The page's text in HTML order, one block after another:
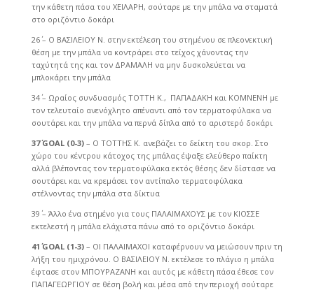
την κάθετη πάσα του ΧΕΙΛΑΡΗ, σούταρε με την μπάλα να σταματά
στο οριζόντιο δοκάρι
26΄ – Ο ΒΑΣΙΛΕΙΟΥ Ν. στην εκτέλεση του στημένου σε πλεονεκτική
θέση με την μπάλα να κοντράρει στο τείχος χάνοντας την
ταχύτητά της και τον ΔΡΑΜΑΛΗ να μην δυσκολεύεται να
μπλοκάρει την μπάλα
34΄ – Ωραίος συνδυασμός ΤΟΤΤΗ Κ., ΠΑΠΑΔΑΚΗ και ΚΟΜΝΕΝΗ με
τον τελευταίο ανενόχλητο απέναντι από τον τερματοφύλακα να
σουτάρει και την μπάλα να περνά δίπλα από το αριστερό δοκάρι
37΄GOAL (0-3)– Ο ΤΟΤΤΗΣ Κ. ανεβάζει το δείκτη του σκορ. Στο
χώρο του κέντρου κάτοχος της μπάλας έψαξε ελεύθερο παίκτη
αλλά βλέποντας τον τερματοφύλακα εκτός θέσης δεν δίστασε να
σουτάρει και να κρεμάσει τον αντίπαλο τερματοφύλακα
στέλνοντας την μπάλα στα δίκτυα
39΄ – Άλλο ένα στημένο για τους ΠΑΛΑΙΜΑΧΟΥΣ με τον ΚΙΟΣΣΕ
εκτελεστή η μπάλα ελάχιστα πάνω από το οριζόντιο δοκάρι
41΄GOAL (1-3)– ΟΙ ΠΑΛΑΙΜΑΧΟΙ καταφέρνουν να μειώσουν πριν τη
λήξη του ημιχρόνου. Ο ΒΑΣΙΛΕΙΟΥ Ν. εκτέλεσε το πλάγιο η μπάλα
έφτασε στον ΜΠΟΥΡΑΖΑΝΗ και αυτός με κάθετη πάσα έθεσε τον
ΠΑΠΑΓΕΩΡΓΙΟΥ σε θέση βολή και μέσα από την περιοχή σούταρε